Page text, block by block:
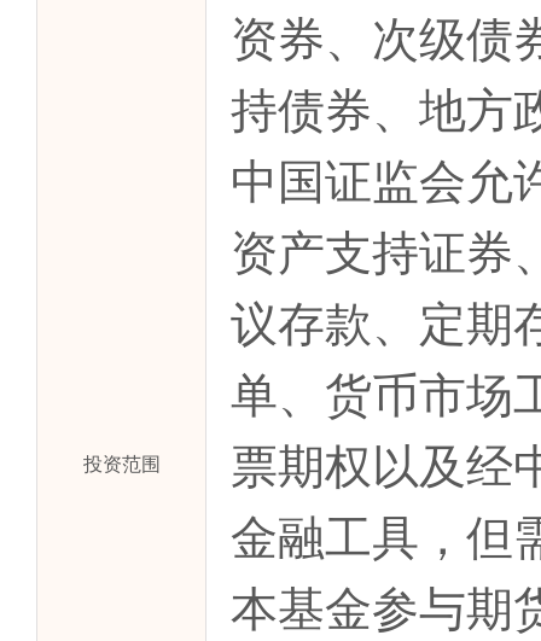
投资范围
资券、次级债
持债券、地方
中国证监会允
资产支持证券
议存款、定期
单、货币市场
票期权以及经
金融工具，但
本基金参与期